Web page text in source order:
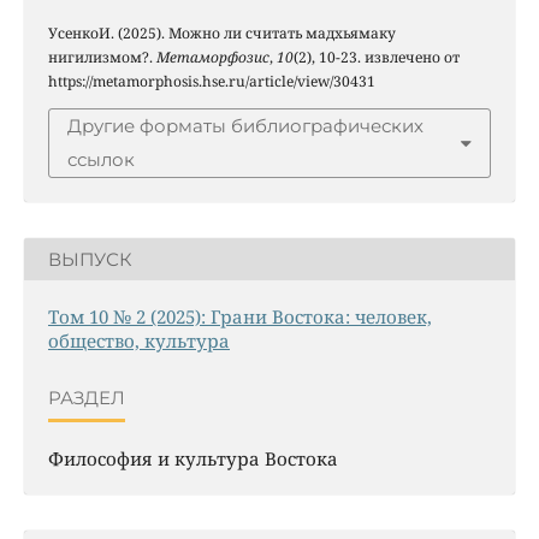
УсенкоИ. (2025). Можно ли считать мадхьямаку
нигилизмом?.Метаморфозис,10(2), 10-23. извлечено от
https://metamorphosis.hse.ru/article/view/30431
Другие форматы библиографических
ссылок
ВЫПУСК
Том 10 № 2 (2025): Грани Востока: человек,
общество, культура
РАЗДЕЛ
Философия и культура Востока